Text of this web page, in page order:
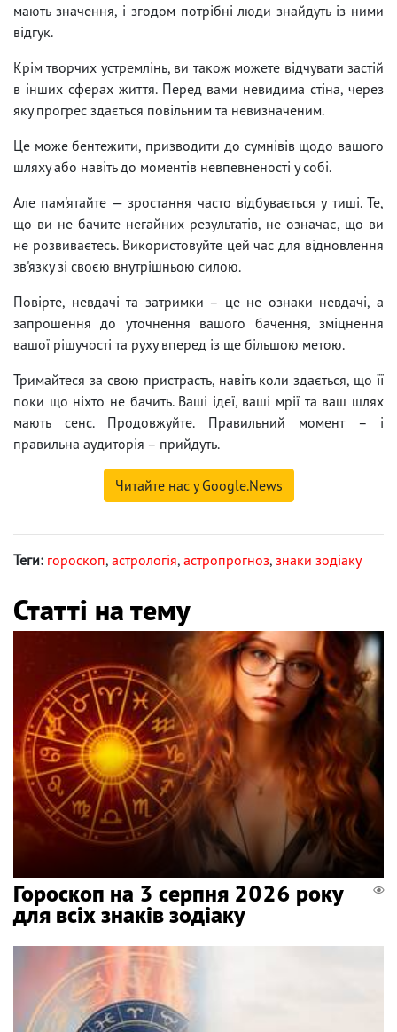
мають значення, і згодом потрібні люди знайдуть із ними
відгук.
Крім творчих устремлінь, ви також можете відчувати застій
в інших сферах життя. Перед вами невидима стіна, через
яку прогрес здається повільним та невизначеним.
Це може бентежити, призводити до сумнівів щодо вашого
шляху або навіть до моментів невпевненості у собі.
Але пам'ятайте — зростання часто відбувається у тиші. Те,
що ви не бачите негайних результатів, не означає, що ви
не розвиваєтесь. Використовуйте цей час для відновлення
зв'язку зі своєю внутрішньою силою.
Повірте, невдачі та затримки – це не ознаки невдачі, а
запрошення до уточнення вашого бачення, зміцнення
вашої рішучості та руху вперед із ще більшою метою.
Тримайтеся за свою пристрасть, навіть коли здається, що її
поки що ніхто не бачить. Ваші ідеї, ваші мрії та ваш шлях
мають сенс. Продовжуйте. Правильний момент – і
правильна аудиторія – прийдуть.
Читайте нас у Google.News
Теги: гороскоп, астрологія, астропрогноз, знаки зодіаку
Статті на тему
Гороскоп на 3 серпня 2026 року
для всіх знаків зодіаку